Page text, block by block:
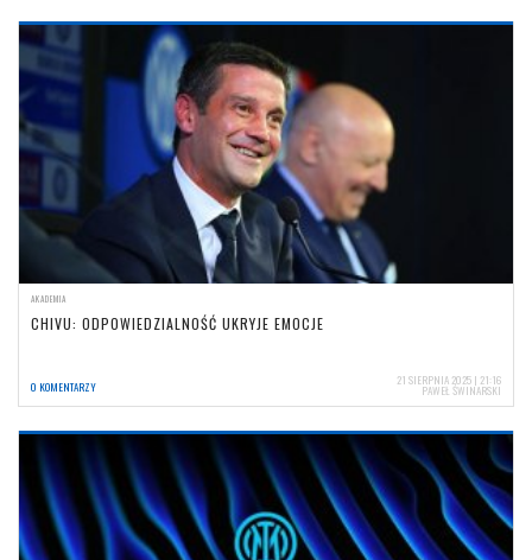
AKADEMIA
CHIVU: ODPOWIEDZIALNOŚĆ UKRYJE EMOCJE
0 KOMENTARZY 21 SIERPNIA 2025 | 21:16
PAWEŁ ŚWINARSKI